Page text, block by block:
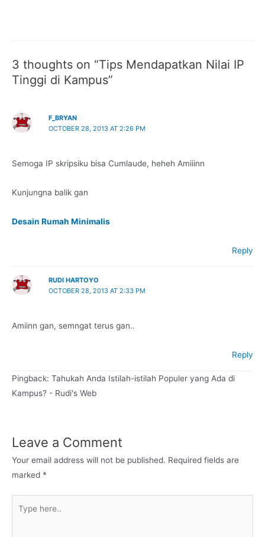
3 thoughts on “Tips Mendapatkan Nilai IP
Tinggi di Kampus”
F_BRYAN
OCTOBER 28, 2013 AT 2:26 PM
Semoga IP skripsiku bisa Cumlaude, heheh Amiiinn
Kunjungna balik gan
Desain Rumah Minimalis
Reply
RUDI HARTOYO
OCTOBER 28, 2013 AT 2:33 PM
Amiinn gan, semngat terus gan..
Reply
Pingback: Tahukah Anda Istilah-istilah Populer yang Ada di
Kampus? - Rudi's Web
Leave a Comment
Your email address will not be published. Required fields are
marked *
here..